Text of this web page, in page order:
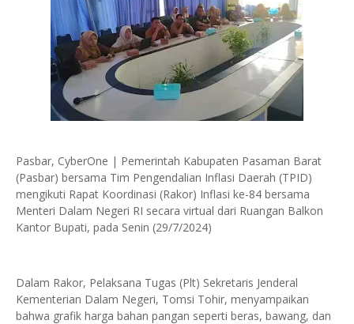
Pasbar, CyberOne | Pemerintah Kabupaten Pasaman Barat
(Pasbar) bersama Tim Pengendalian Inflasi Daerah (TPID)
mengikuti Rapat Koordinasi (Rakor) Inflasi ke-84 bersama
Menteri Dalam Negeri RI secara virtual dari Ruangan Balkon
Kantor Bupati, pada Senin (29/7/2024)
Dalam Rakor, Pelaksana Tugas (Plt) Sekretaris Jenderal
Kementerian Dalam Negeri, Tomsi Tohir, menyampaikan
bahwa grafik harga bahan pangan seperti beras, bawang, dan